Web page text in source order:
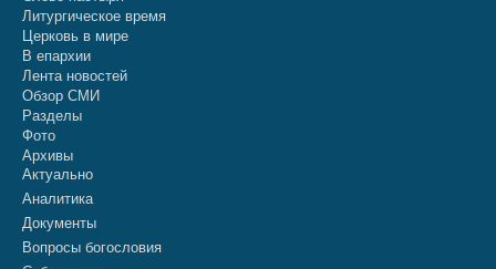
Литургическое время
Церковь в мире
В епархии
Лента новостей
Обзор СМИ
Разделы
Фото
Архивы
Актуально
Аналитика
Документы
Вопросы богословия